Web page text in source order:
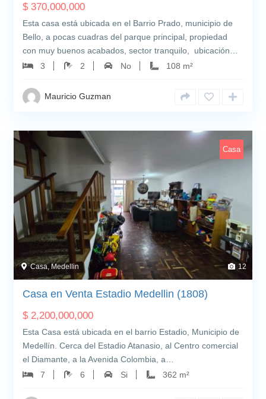
$ 370,000,000
Esta casa está ubicada en el Barrio Prado, municipio de
Bello, a pocas cuadras del parque principal, propiedad
con muy buenos acabados, sector tranquilo, ubicación…
3
2 No 108 m²
Mauricio Guzman
Casa
Casa, Medellin 12
Casa en Venta Estadio Medellin (1808)
$ 2,200,000,000
Esta Casa está ubicada en el barrio Estadio, Municipio de
Medellín. Cerca del Estadio Atanasio, al Centro comercial
el Diamante, a la Avenida Colombia, a…
7
6 Si 362 m²